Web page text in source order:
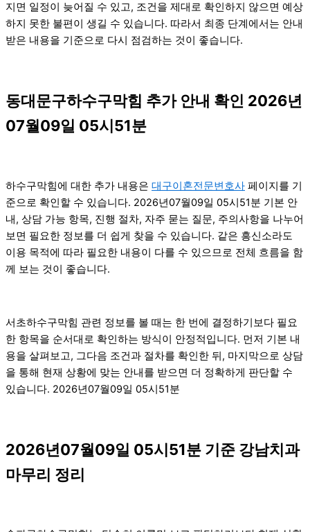
지면 일정이 늦어질 수 있고, 조건을 제대로 확인하지 않으면 예상
하지 못한 불편이 생길 수 있습니다. 따라서 최종 단계에서는 안내
받은 내용을 기준으로 다시 점검하는 것이 좋습니다.
동대문구하수구막힘 추가 안내 확인 2026년
07월09일 05시51분
하수구막힘에 대한 추가 내용은 대구이혼전문변호사 페이지를 기
준으로 확인할 수 있습니다. 2026년07월09일 05시51분 기본 안
내, 상담 가능 항목, 진행 절차, 자주 묻는 질문, 주의사항을 나누어
보면 필요한 정보를 더 쉽게 찾을 수 있습니다. 같은 흥신소라도
이용 목적에 따라 필요한 내용이 다를 수 있으므로 전체 흐름을 함
께 보는 것이 좋습니다.
서초하수구막힘 관련 정보를 볼 때는 한 번에 결정하기보다 필요
한 항목을 순서대로 확인하는 방식이 안정적입니다. 먼저 기본 내
용을 살펴보고, 그다음 조건과 절차를 확인한 뒤, 마지막으로 상담
을 통해 현재 상황에 맞는 안내를 받으면 더 정확하게 판단할 수
있습니다. 2026년07월09일 05시51분
2026년07월09일 05시51분 기준 강남치과
마무리 정리